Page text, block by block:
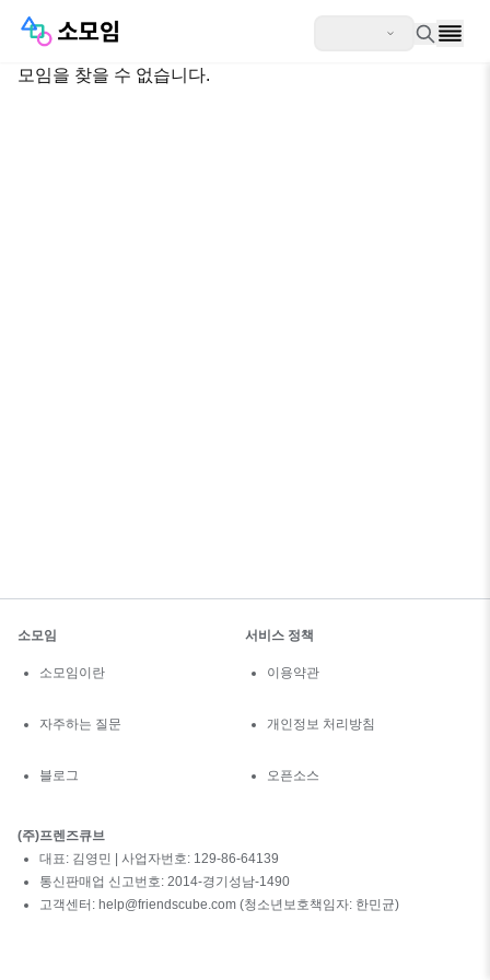
모임을 찾을 수 없습니다.
소모임
소모임이란
자주하는 질문
블로그
서비스 정책
이용약관
개인정보 처리방침
오픈소스
(주)프렌즈큐브
대표: 김영민 | 사업자번호: 129-86-64139
통신판매업 신고번호: 2014-경기성남-1490
고객센터: help@friendscube.com (청소년보호책임자: 한민균)